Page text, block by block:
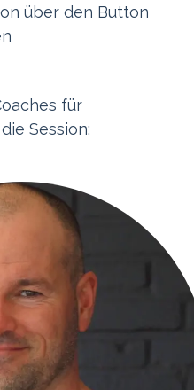
über den Button
für
Session: